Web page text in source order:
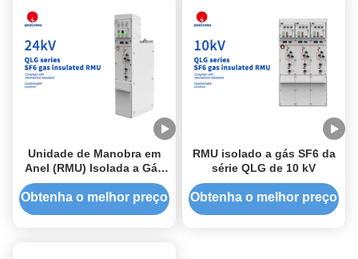
Unidade de Manobra em
Anel (RMU) Isolada a Gás
SF6 da Série QLG de 24kV
Obtenha o melhor preço
RMU isolado a gás SF6 da
série QLG de 10 kV
Obtenha o melhor preço